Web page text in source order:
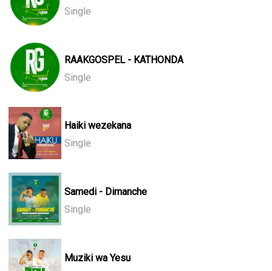
Single
RAAKGOSPEL - KATHONDA
Single
Haiki wezekana
Single
Samedi - Dimanche
Single
Muziki wa Yesu